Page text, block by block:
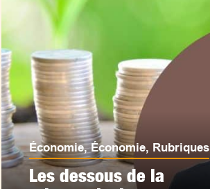
Économie,Économie, Rubriques
Les dessous de la